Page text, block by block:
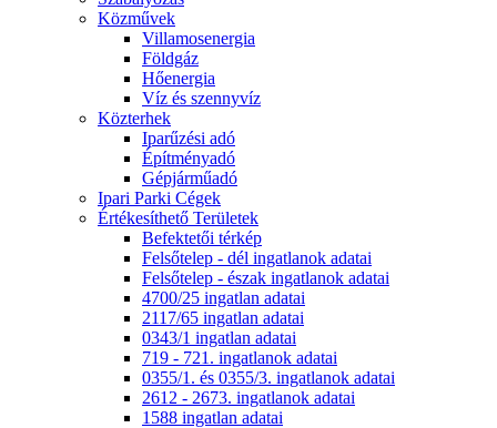
Közművek
Villamosenergia
Földgáz
Hőenergia
Víz és szennyvíz
Közterhek
Iparűzési adó
Építményadó
Gépjárműadó
Ipari Parki Cégek
Értékesíthető Területek
Befektetői térkép
Felsőtelep - dél ingatlanok adatai
Felsőtelep - észak ingatlanok adatai
4700/25 ingatlan adatai
2117/65 ingatlan adatai
0343/1 ingatlan adatai
719 - 721. ingatlanok adatai
0355/1. és 0355/3. ingatlanok adatai
2612 - 2673. ingatlanok adatai
1588 ingatlan adatai